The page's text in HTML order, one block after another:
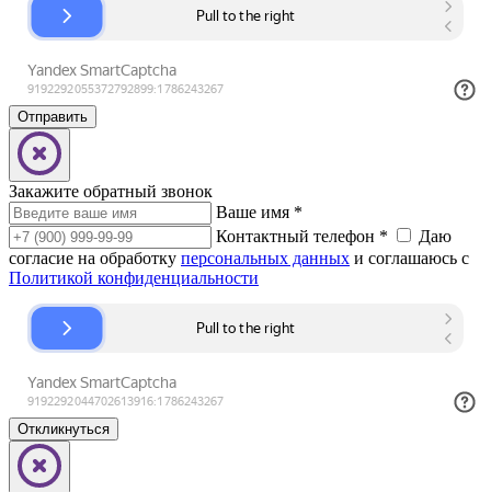
Закажите обратный звонок
Ваше имя *
Контактный телефон *
Даю
согласие на обработку персональных данных и соглашаюсь с
Политикой конфиденциальности